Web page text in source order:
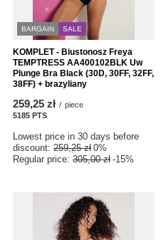
BARGAIN SALE
KOMPLET - Biustonosz Freya
TEMPTRESS AA400102BLK Uw
Plunge Bra Black (30D, 30FF, 32FF,
38FF) + brazyliany
259,25 zł / piece
5185 PTS
Lowest price in 30 days before
discount: 259,25 zł 0%
Regular price: 305,00 zł -15%